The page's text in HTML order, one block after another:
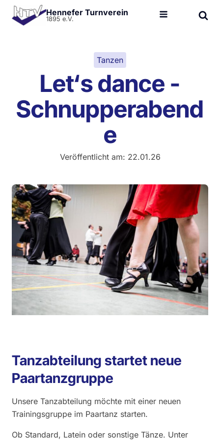
Hennefer Turnverein
1895 e.V.
Tanzen
Let‘s dance -
Schnupperabend
e
Veröffentlicht am: 22.01.26
Tanzabteilung startet neue
Paartanzgruppe
Unsere Tanzabteilung möchte mit einer neuen
Trainingsgruppe im Paartanz starten.
Ob Standard, Latein oder sonstige Tänze. Unter